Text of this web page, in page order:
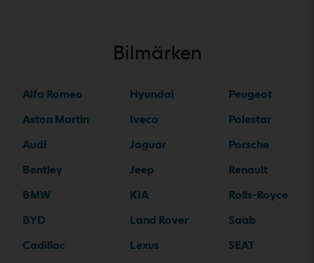
Bilmärken
Alfa Romeo
Aston Martin
Audi
Bentley
BMW
BYD
Cadillac
Hyundai
Iveco
Jaguar
Jeep
KIA
Land Rover
Lexus
Peugeot
Polestar
Porsche
Renault
Rolls-Royce
Saab
SEAT